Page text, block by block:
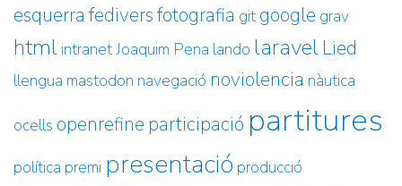
esquerra fediversfotografia git google grav
html intranetJoaquim Pena lando laravel Lied
llengua mastodon navegació noviolencia nàutica
ocells openrefine participació partitures
política premi presentació producció